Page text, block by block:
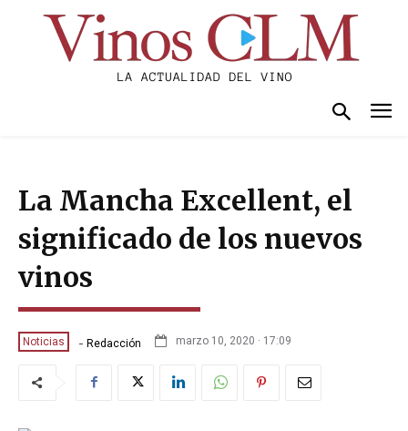
La Mancha Excellent, el
significado de los nuevos
vinos
Noticias - Redacción marzo 10, 2020 · 17:09